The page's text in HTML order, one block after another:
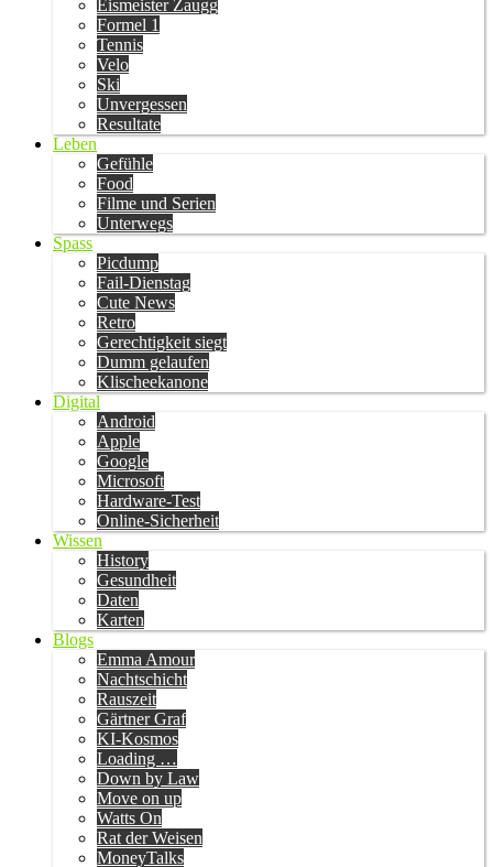
Eismeister Zaugg
Formel 1
Tennis
Velo
Ski
Unvergessen
Resultate
Leben
Gefühle
Food
Filme und Serien
Unterwegs
Spass
Picdump
Fail-Dienstag
Cute News
Retro
Gerechtigkeit siegt
Dumm gelaufen
Klischeekanone
Digital
Android
Apple
Google
Microsoft
Hardware-Test
Online-Sicherheit
Wissen
History
Gesundheit
Daten
Karten
Blogs
Emma Amour
Nachtschicht
Rauszeit
Gärtner Graf
KI-Kosmos
Loading …
Down by Law
Move on up
Watts On
Rat der Weisen
MoneyTalks